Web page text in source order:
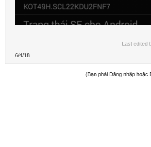
Last edited
6/4/18
(Bạn phải Đăng nhập hoặc